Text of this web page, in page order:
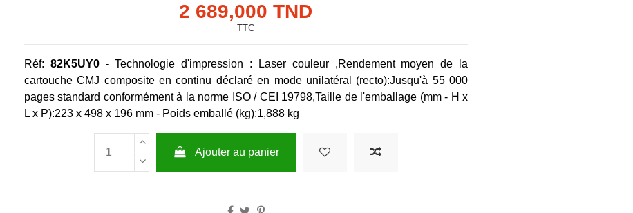
2 689,000 TND
TTC
Réf: 82K5UY0 -Technologie d'impression : Laser couleur ,Rendement moyen de la
cartouche CMJ composite en continu déclaré en mode unilatéral (recto):Jusqu'à 55 000
pages standard conformément à la norme ISO / CEI 19798,Taille de l'emballage (mm - H x
L x P):223 x 498 x 196 mm - Poids emballé (kg):1,888 kg
Ajouter au panier